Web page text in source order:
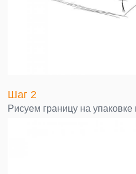
Шаг 2
Рисуем границу на